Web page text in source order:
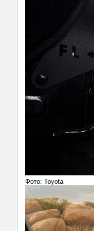
Фото: Toyota